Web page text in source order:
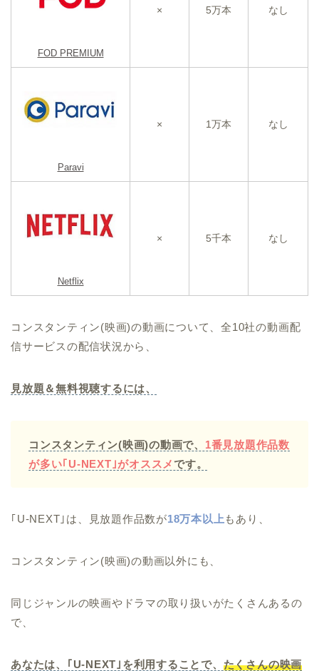
FOD PREMIUM
× 5万本 なし
Paravi
× 1万本 なし
Netflix
× 5千本 なし
コンスタンティン(映画)の動画について、全10社の動画配
信サービスの配信状況から、
見放題＆無料視聴するには、
コンスタンティン(映画)の動画で、 1番見放題作品数
が多い｢U-NEXT｣がオススメ です。
｢U-NEXT｣は、見放題作品数が18万本以上 もあり、
コンスタンティン(映画)の動画以外にも、
同じジャンルの映画やドラマの取り扱いがたくさんあるの
で、
あなたは、｢U-NEXT｣を利用することで、 たくさんの映画